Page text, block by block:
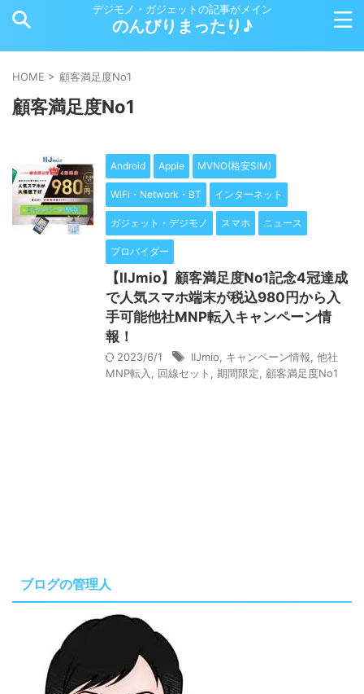
デジモノ・ガジェットの記事がメイン
のんびりまったり♪
HOME > 顧客満足度No1
顧客満足度No1
Android Apple MVNO(格安SIM)
WiFi・Network・BT インターネット
ガジェット・デジモノ スマホ ニュース
プロバイダー
【IIJmio】顧客満足度No1記念4冠達成
で人気スマホ端末が税込980円から入
手可能他社MNP転入キャンペーン情
報！
2023/6/1 IIJmio キャンペーン情報 他社
MNP転入
回線セット 期間限定 顧客満足度No1
ブログの管理人